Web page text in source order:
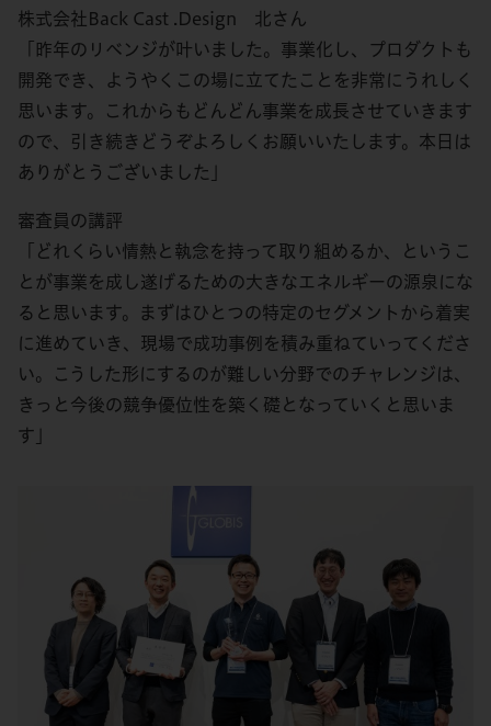
株式会社Back Cast .Design 北さん
「昨年のリベンジが叶いました。事業化し、プロダクトも
開発でき、ようやくこの場に立てたことを非常にうれしく
思います。これからもどんどん事業を成長させていきます
ので、引き続きどうぞよろしくお願いいたします。本日は
ありがとうございました」
審査員の講評
「どれくらい情熱と執念を持って取り組めるか、というこ
とが事業を成し遂げるための大きなエネルギーの源泉にな
ると思います。まずはひとつの特定のセグメントから着実
に進めていき、現場で成功事例を積み重ねていってくださ
い。こうした形にするのが難しい分野でのチャレンジは、
きっと今後の競争優位性を築く礎となっていくと思いま
す」